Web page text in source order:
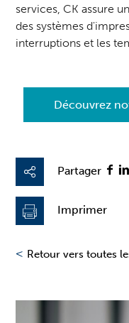
Partager
Imprimer
< Retour vers toutes
services, CK assure
des systèmes
interruptions et les
Découvrez